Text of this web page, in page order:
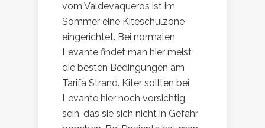
vom Valdevaqueros ist im
Sommer eine Kiteschulzone
eingerichtet. Bei normalen
Levante findet man hier meist
die besten Bedingungen am
Tarifa Strand. Kiter sollten bei
Levante hier noch vorsichtig
sein, das sie sich nicht in Gefahr